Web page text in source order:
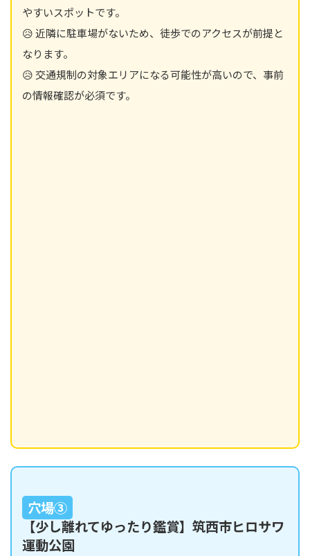
やすいスポットです。
😥 近隣に駐車場がないため、徒歩でのアクセスが前提と
なります。
😥 交通規制の対象エリアになる可能性が高いので、事前
の情報確認が必須です。
穴場③
【少し離れてゆったり鑑賞】筑西市ヒロサワ
運動公園